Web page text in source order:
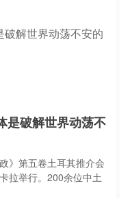
是破解世界动荡不
》第五卷土耳其推介会
拉举行。200余位中土